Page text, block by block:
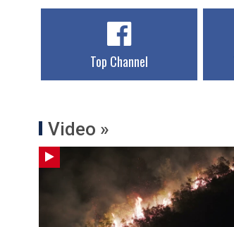
Top Channel
Video »